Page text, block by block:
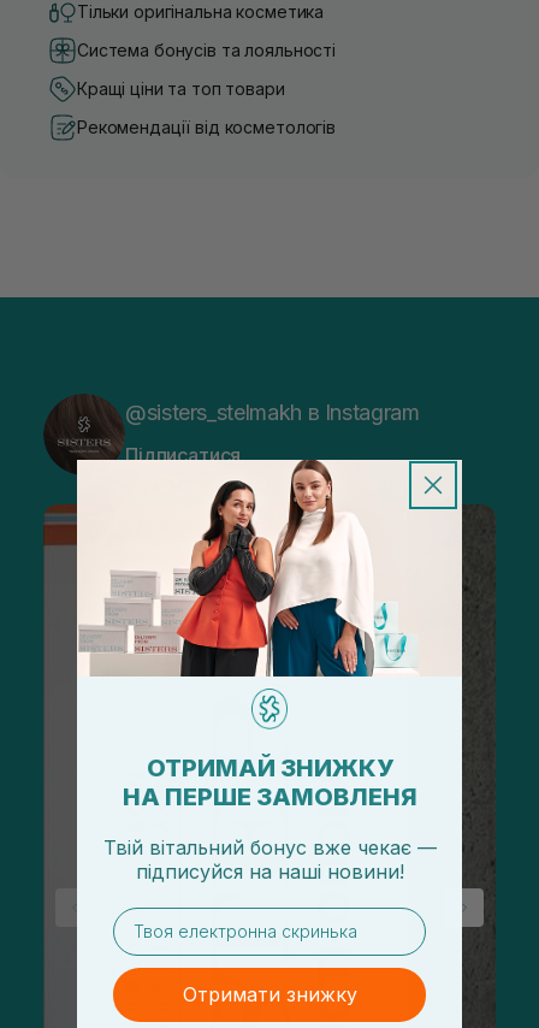
Тільки оригінальна косметика
Система бонусів та лояльності
Кращі ціни та топ товари
Рекомендації від косметологів
@sisters_stelmakh в Instagram
Підписатися
ОТРИМАЙ ЗНИЖКУ
НА ПЕРШЕ ЗАМОВЛЕНЯ
Твій вітальний бонус вже чекає —
підписуйся на наші новини!
email
Отримати знижку